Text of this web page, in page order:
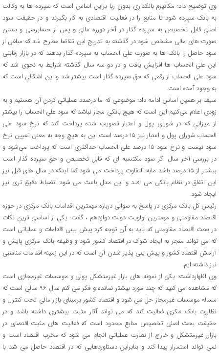
وی توضیح داد: مکانیزم بانکداری بدون ربا براین اساس است که سپرده ها به وکالت
به بانک سپرده شود تا منابع را در فعالیت اقتصادی به کار بگیرند و در حقیقت سود
اصلی قابل تخصیص به سپرده گذار در آخر دورره مالی و پس از حسابرسی و بستن
صورت های مالی مشخص شود در گذشته به تدریج این تقاضا مطرح شد که مبلغی از
سود حاصل را بانک ها به صورت علی الحساب به سپرده گذار بدهند که در بازار رقابتی
این علی الحساب ها افزایش یافت و در دو سه سال گذشته شرایط به نحوی شد که
سود علی الحساب از رقمی که حق سپرده گذار است بیشتر شد و این اشکالی است که
به وجود آمده است.
سیف بر همین اساس ادامه داد: موضوعی که ما درصدد عملیاتی کردن آن هستیم و به
زودی اعلام می‌کنیم این است که هیچ بانکی مجاز نباشد که سود علی الحساب را بیشتر
از میزانی که در شورای پول و اعتبار تصویب شده پرداخت کند که نرخ سود علی
الحساب شورای پول و اعتبار نیز 15 درصد است این به هیچ وجه به معنی تعیین نرخ
سود نیست و نرخ سود 15 درصد علی الحساب حداکثری است که پرداخت می‌شود و
در بررسی آخر سال اگر سود مکتسبه ای که قابل تخصیص و حق سپرده گذار است
بیشتر از 15 درصد باشد مابه التفاوت پرداخت می شود کما اینکه در سال های قبل نیز
این اتفاق در نظام بانکی می افتد و این مدل باعث می شود انضباط دقیق تری نیز
ایجاد شود.
رئیس کل بانک مرکزی در پاسخ به سوالی درباره مهمترین اقدامات بانک مرکزی در حوزه
اقتصاد مقاومتی و مهمترین اولویت دولت دوازدهم ، گفت: یکی از اساسی ترین نکات
در بحث اقتصاد مقاومتی که باید به آن توجه کرد پیش بینی اقدامات و عملیاتی است
که می تواند منجر به ایجاد شوک در اقتصاد کشور شود و وظیفه بانک مرکزی پایش و
آرامش اقتصاد کشور و پیش ینی پذیر شدن آن است که در این زمینه اقدامات مناسبی
نیز داشته ایم.
وی اظهارداشت: یکی از نمونه های بازار غیرمتشکل پولی و موسسات غیرمجازی است
که مشاهده می کنید که چند مورد بیشتر نمانده و فکر می کنم سال 96 سالی است که
مساله موسسات غیرمجاز حل می شود و اقتصاد کشور برمبنای بازار مالی تحت کنترل و
نظاررت بانک مکزی فعالیت کند که می تواند آثار مثبت بیشتری داشته باشد و در
حقیقت بحث اصلی تخصیص منابع محدود است که فعالیت های مثبت اقتصای در
بازارر غیرمتشکل و خارج از نظارت عملیاتی انجام می شود که مخرب اقتصاد است و
نمی تواند استمرار پیدا کند و بنابراین دستاوردهایی که در اقتصاد حاصل می شد با